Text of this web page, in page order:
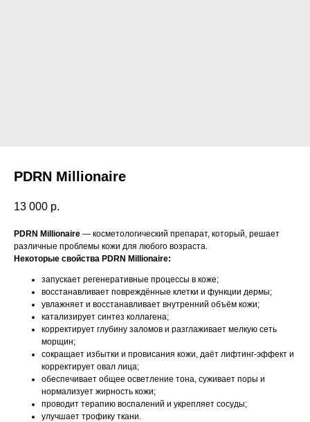
PDRN Millionaire
13 000 р.
PDRN Millionaire — косметологический препарат, который, решает
различные проблемы кожи для любого возраста.
Некоторые свойства PDRN Millionaire:
запускает регенеративные процессы в коже;
восстанавливает повреждённые клетки и функции дермы;
увлажняет и восстанавливает внутренний объём кожи;
катализирует синтез коллагена;
корректирует глубину заломов и разглаживает мелкую сеть
морщин;
сокращает избытки и провисания кожи, даёт лифтинг-эффект и
корректирует овал лица;
обеспечивает общее осветление тона, суживает поры и
нормализует жирность кожи;
проводит терапию воспалений и укрепляет сосуды;
улучшает трофику ткани.